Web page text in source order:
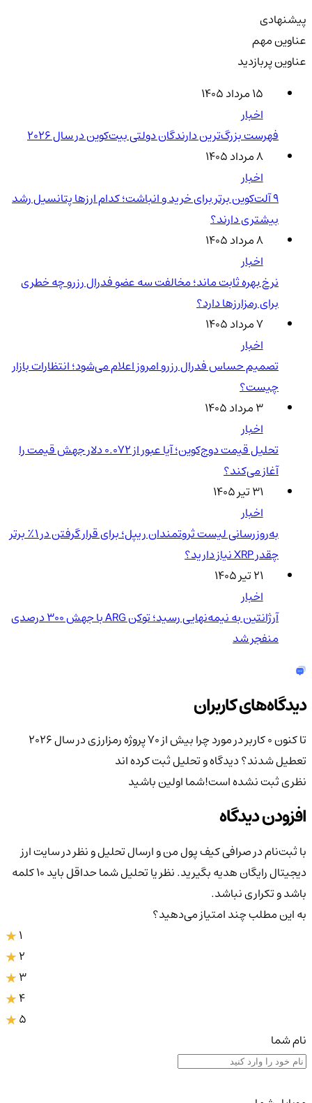
پیشنهادی
عناوین مهم
عناوین پربازدید
۱۵ مرداد ۱۴۰۵
اخبار
فهرست بزرگ‌ترین دارندگان دولتی بیت‌کوین در سال 2026
۸ مرداد ۱۴۰۵
اخبار
۹ آلت‌کوین برتر برای خرید و انباشت؛ کدام ارزها پتانسیل رشد
بیشتری دارند؟
۸ مرداد ۱۴۰۵
اخبار
نرخ بهره ثابت ماند؛ مخالفت سه عضو فدرال رزرو چه خطری
برای رمزارزها دارد؟
۷ مرداد ۱۴۰۵
اخبار
تصمیم حساس فدرال رزرو امروز اعلام می‌شود؛ انتظارات بازار
چیست؟
۳ مرداد ۱۴۰۵
اخبار
تحلیل قیمت دوج‌کوین؛ آیا عبور از ۰.۰۷۲ دلار جهش قیمت را
آغاز می‌کند؟
۳۱ تیر ۱۴۰۵
اخبار
به‌روزرسانی لیست ثروتمندان ریپل؛ برای قرار گرفتن در ۱٪ برتر
چقدر XRP نیاز دارید؟
۲۱ تیر ۱۴۰۵
اخبار
آرژانتین به نیمه‌نهایی رسید؛ توکن ARG با جهش ۳۰۰ درصدی
منفجر شد
دیدگاه‌های کاربران
تا کنون 0 کاربر در مورد
چرا بیش از 70 پروژه رمزارزی در سال 2026
تعطیل شدند؟دیدگاه و تحلیل ثبت کرده اند
نظری ثبت نشده است!شما اولین باشید
افزودن دیدگاه
با ثبت‌نام در صرافی کیف پول من و ارسال تحلیل و نظر در سایت ارز
دیجیتال رایگان هدیه بگیرید. نظر یا تحلیل شما حداقل باید ۱۰ کلمه
باشد و تکراری نباشد.
به این مطلب چند امتیاز می‌دهید؟
3
4
5
نام شما